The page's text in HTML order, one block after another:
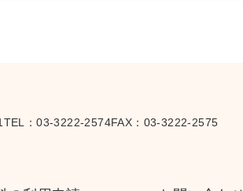
TEL：03-3222-2574FAX：03-3222-2575